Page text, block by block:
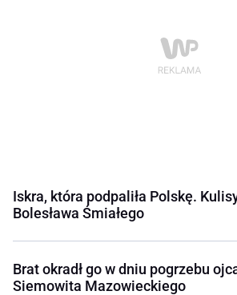
Iskra, która podpaliła Polskę.
Bolesława Śmiałego
Brat okradł go w dniu pogrzebu
Siemowita Mazowieckiego